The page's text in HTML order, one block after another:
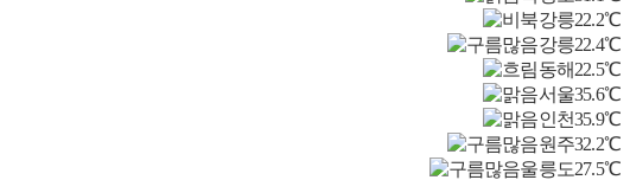
북강릉22.2℃
강릉22.4℃
동해22.5℃
서울35.6℃
인천35.9℃
원주32.2℃
울릉도27.5℃